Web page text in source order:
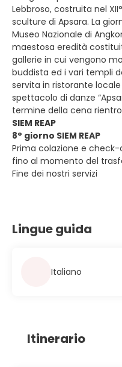
Lebbroso, costruita nel
sculture di Apsara. La
Museo Nazionale di
maestosa eredità
gallerie in cui vengono
buddista ed i vari templi
servita in ristorante
spettacolo di danze
termine della cena
SIEM REAP
8° giorno SIEM REAP
Prima colazione e
fino al momento del
Fine dei nostri servizi
Lingue guida
Italiano
Itinerario